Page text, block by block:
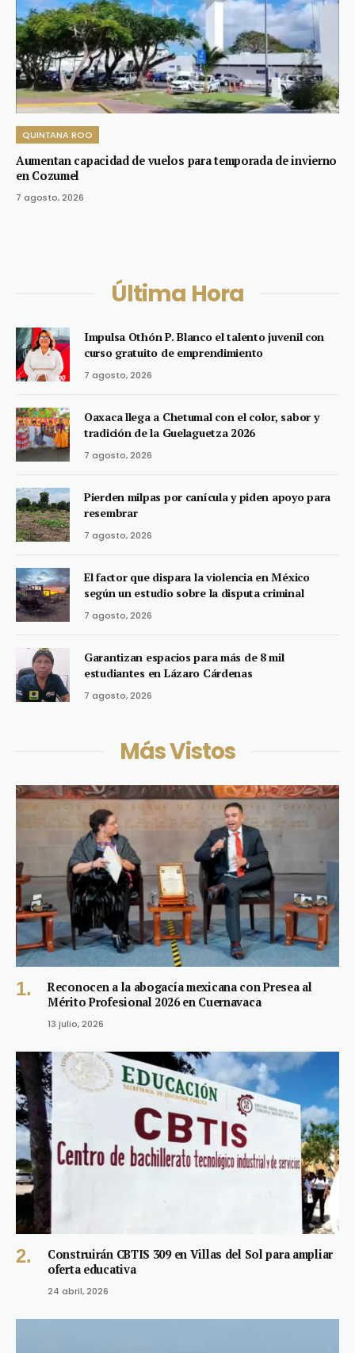
QUINTANA ROO
Aumentan capacidad de vuelos para temporada de invierno
en Cozumel
7 agosto, 2026
Última Hora
Impulsa Othón P. Blanco el talento juvenil con
curso gratuito de emprendimiento
7 agosto, 2026
Oaxaca llega a Chetumal con el color, sabor y
tradición de la Guelaguetza 2026
7 agosto, 2026
Pierden milpas por canícula y piden apoyo para
resembrar
7 agosto, 2026
El factor que dispara la violencia en México
según un estudio sobre la disputa criminal
7 agosto, 2026
Garantizan espacios para más de 8 mil
estudiantes en Lázaro Cárdenas
7 agosto, 2026
Más Vistos
Reconocen a la abogacía mexicana con Presea al
Mérito Profesional 2026 en Cuernavaca
13 julio, 2026
Construirán CBTIS 309 en Villas del Sol para ampliar
oferta educativa
24 abril, 2026